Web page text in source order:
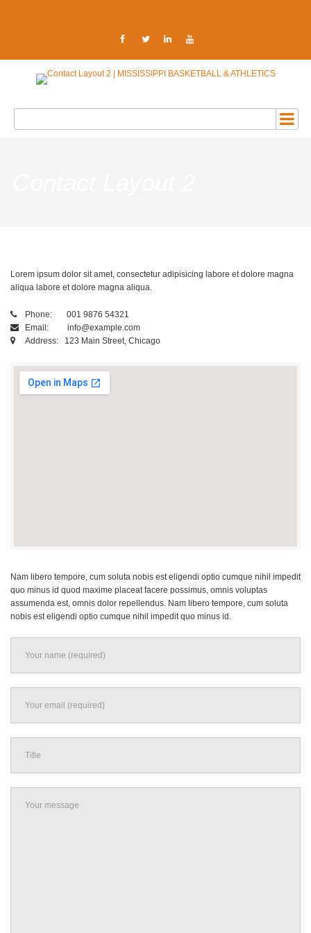
Lorem ipsum dolor sit amet, consectetur adipisicing labore et dolore magna
aliqua labore et dolore magna aliqua.
Phone: 001 9876 54321
Email: info@example.com
Address: 123 Main Street, Chicago
Nam libero tempore, cum soluta nobis est eligendi optio cumque nihil impedit
quo minus id quod maxime placeat facere possimus, omnis voluptas
assumenda est, omnis dolor repellendus. Nam libero tempore, cum soluta
nobis est eligendi optio cumque nihil impedit quo minus id.